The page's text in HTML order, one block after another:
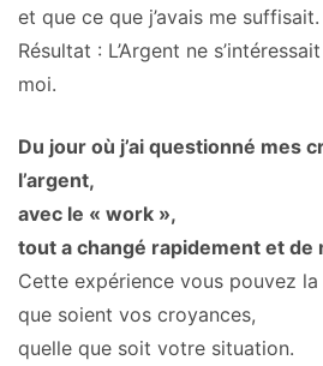
et que ce que j’avais me suffisait.
Résultat : L’Argent ne
moi.
Du jour où j’ai questionné mes
l’argent,
avec le « work »,
tout a changé rapidement et de
Cette expérience vous pouvez
que soient vos croyances,
quelle que soit votre situation.